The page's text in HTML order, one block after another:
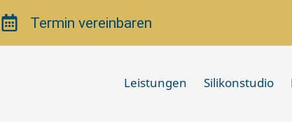
Termin vereinbaren
Leistungen Silikonstudio